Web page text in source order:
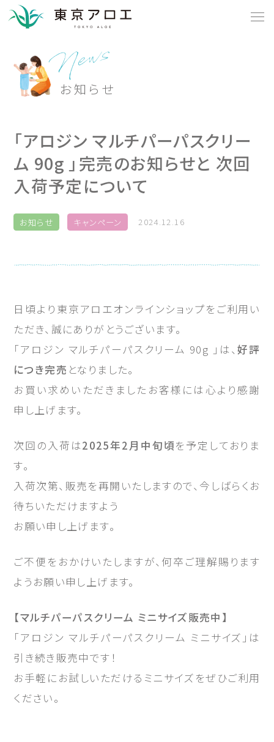
私たちとお客様の物語
お客様の物語
つくり手の物語
東京アロエの物語
ブランド・商品
アロジン
アロヴィヴィ
ジ アロエ
健康食品
企業情報
News
お知らせ
「アロジン マルチパーパスクリー
ム 90g 」完売のお知らせと 次回
入荷予定について
お知らせ キャンペーン 2024.12.16
日頃より東京アロエオンラインショップをご利用い
ただき、誠にありがとうございます。
「アロジン マルチパーパスクリーム 90g 」は、好評
につき完売 となりました。
お買い求めいただきましたお客様には心より感謝
申し上げます。
次回の入荷は2025年2月中旬頃を予定しておりま
す。
入荷次第、販売を再開いたしますので、今しばらくお
待ちいただけますよう
お願い申し上げます。
ご不便をおかけいたしますが、何卒ご理解賜ります
ようお願い申し上げます。
【マルチパーパスクリーム ミニサイズ販売中】
「アロジン マルチパーパスクリーム ミニサイズ」は
引き続き販売中です！
お手軽にお試しいただけるミニサイズをぜひご利用
ください。